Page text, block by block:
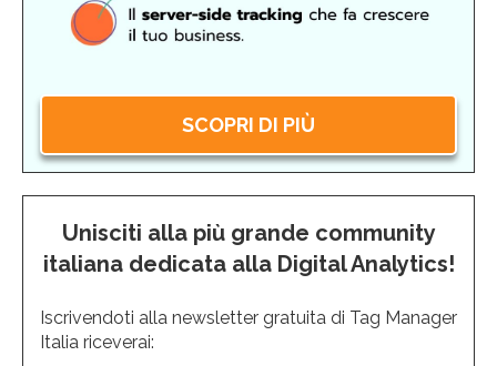
SCOPRI DI PIÙ
Unisciti alla più grande community
italiana dedicata alla Digital Analytics!
Iscrivendoti alla newsletter gratuita di Tag Manager
Italia riceverai: